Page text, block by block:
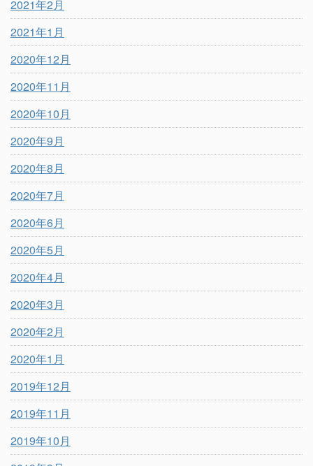
2021年2月
2021年1月
2020年12月
2020年11月
2020年10月
2020年9月
2020年8月
2020年7月
2020年6月
2020年5月
2020年4月
2020年3月
2020年2月
2020年1月
2019年12月
2019年11月
2019年10月